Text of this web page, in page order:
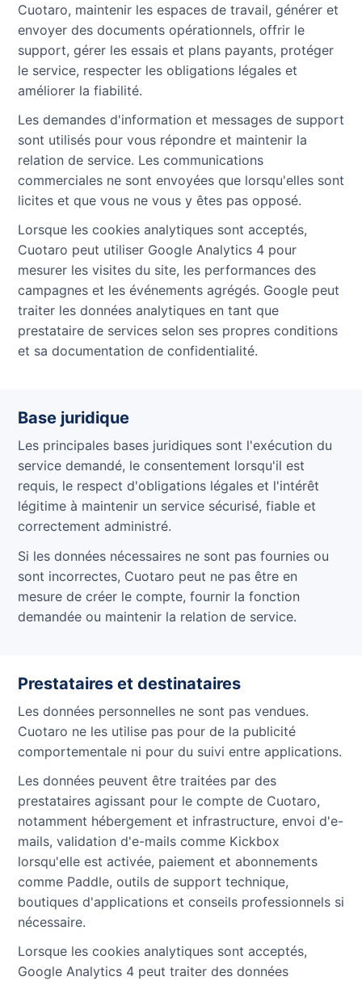
Cuotaro, maintenir les espaces de travail, générer et
envoyer des documents opérationnels, offrir le
support, gérer les essais et plans payants, protéger
le service, respecter les obligations légales et
améliorer la fiabilité.
Les demandes d'information et messages de support
sont utilisés pour vous répondre et maintenir la
relation de service. Les communications
commerciales ne sont envoyées que lorsqu'elles sont
licites et que vous ne vous y êtes pas opposé.
Lorsque les cookies analytiques sont acceptés,
Cuotaro peut utiliser Google Analytics 4 pour
mesurer les visites du site, les performances des
campagnes et les événements agrégés. Google peut
traiter les données analytiques en tant que
prestataire de services selon ses propres conditions
et sa documentation de confidentialité.
Base juridique
Les principales bases juridiques sont l'exécution du
service demandé, le consentement lorsqu'il est
requis, le respect d'obligations légales et l'intérêt
légitime à maintenir un service sécurisé, fiable et
correctement administré.
Si les données nécessaires ne sont pas fournies ou
sont incorrectes, Cuotaro peut ne pas être en
mesure de créer le compte, fournir la fonction
demandée ou maintenir la relation de service.
Prestataires et destinataires
Les données personnelles ne sont pas vendues.
Cuotaro ne les utilise pas pour de la publicité
comportementale ni pour du suivi entre applications.
Les données peuvent être traitées par des
prestataires agissant pour le compte de Cuotaro,
notamment hébergement et infrastructure, envoi d'e-
mails, validation d'e-mails comme Kickbox
lorsqu'elle est activée, paiement et abonnements
comme Paddle, outils de support technique,
boutiques d'applications et conseils professionnels si
nécessaire.
Lorsque les cookies analytiques sont acceptés,
Google Analytics 4 peut traiter des données